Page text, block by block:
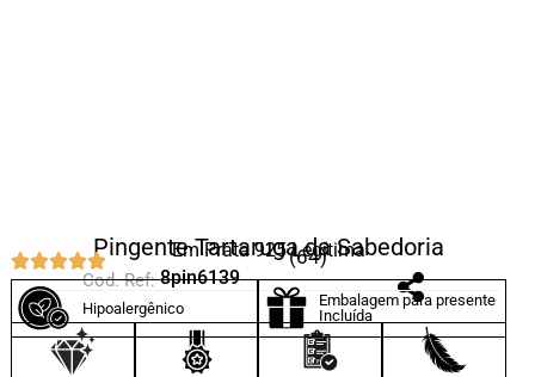
Pingente Tartaruga da Sabedoria
Em Prata 925 Legítima
(64)
Cod. Ref: 8pin6139
Hipoalergênico
Embalagem para presente
Incluída